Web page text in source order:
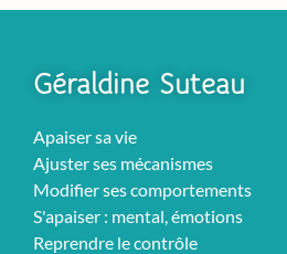
Géraldine Suteau
Apaiser sa vie
Ajuster ses mécanismes
Modifier ses comportements
S'apaiser : mental, émotions
Reprendre le contrôle